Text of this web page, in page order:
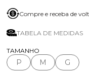
Compre e receba de
TABELA DE MEDIDAS
TAMANHO
P M G